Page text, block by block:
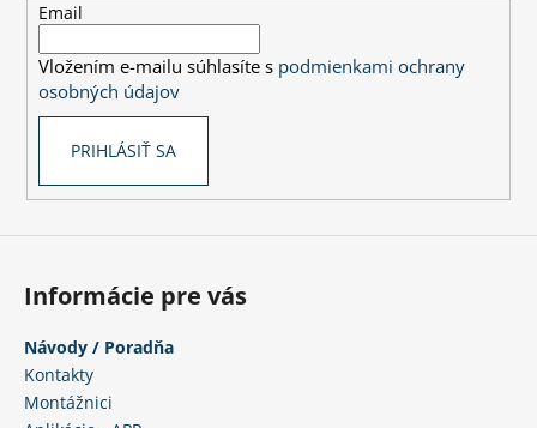
Email
Vložením e-mailu súhlasíte s podmienkami ochrany
osobných údajov
PRIHLÁSIŤ SA
Informácie pre vás
Návody / Poradňa
Kontakty
Montážnici